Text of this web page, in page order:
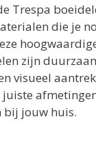
Trespa
die je
zijn
visueel
bij jouw huis.